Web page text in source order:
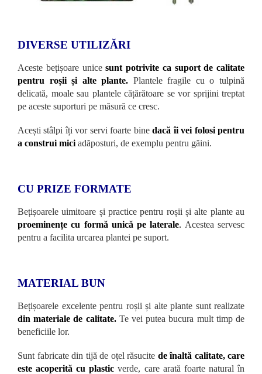
DIVERSE UTILIZĂRI
Aceste bețișoare unicesunt potrivite ca suport de calitate
pentru roșii și alte plante. Plantele fragile cu o tulpină
delicată, moale sau plantele cățărătoare se vor sprijini treptat
pe aceste suporturi pe măsură ce cresc.
Acești stâlpi îți vor servi foarte binedacă îi vei folosi pentru
a construi mici adăposturi, de exemplu pentru găini.
CU PRIZE FORMATE
Bețișoarele uimitoare și practice pentru roșii și alte plante au
proeminențe cu formă unică pe laterale. Acestea servesc
pentru a facilita urcarea plantei pe suport.
MATERIAL BUN
Bețișoarele excelente pentru roșii și alte plante sunt realizate
din materiale de calitate.Te vei putea bucura mult timp de
beneficiile lor.
Sunt fabricate din tijă de oțel răsucite de înaltă calitate, care
este acoperită cu plastic verde, care arată foarte natural în